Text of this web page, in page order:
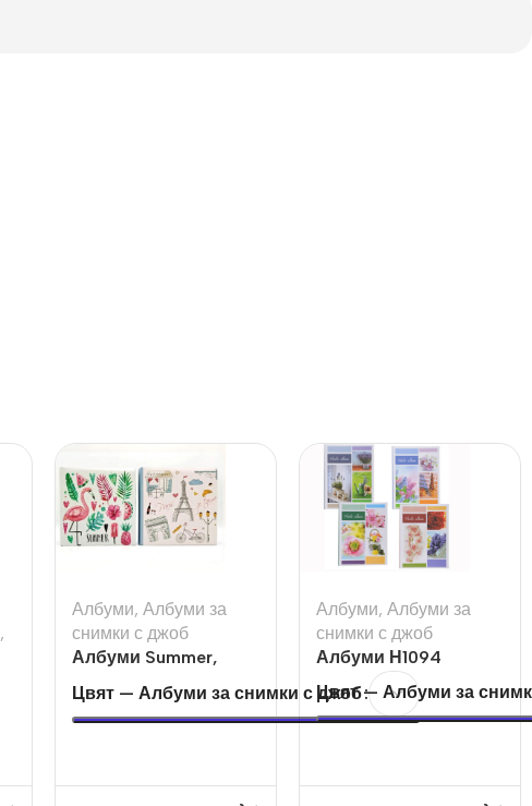
,
Албуми, Албуми за
снимки с джоб
Албуми Summer,
Paris
Цвят — Албуми за снимки с джоб
Албуми, Албуми за
снимки с джоб
Албуми Н1094
Цвят — Албуми за